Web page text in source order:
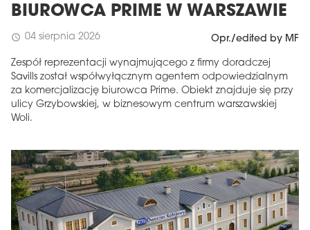
BIUROWCA PRIME W WARSZAWIE
schedule 04 sierpnia 2026 Opr./edited by MF
Zespół reprezentacji wynajmującego z firmy doradczej
Savills został współwyłącznym agentem odpowiedzialnym
za komercjalizację biurowca Prime. Obiekt znajduje się przy
ulicy Grzybowskiej, w biznesowym centrum warszawskiej
Woli.